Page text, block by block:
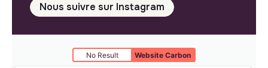
Nous suivre sur Instagram
No Result Website Carbon